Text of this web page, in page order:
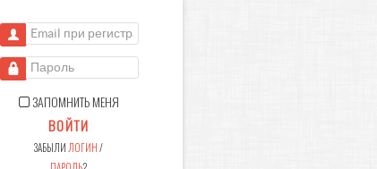
Email при регистрации
Пароль
ЗАПОМНИТЬ МЕНЯ
ВОЙТИ
ЗАБЫЛИ ЛОГИН/